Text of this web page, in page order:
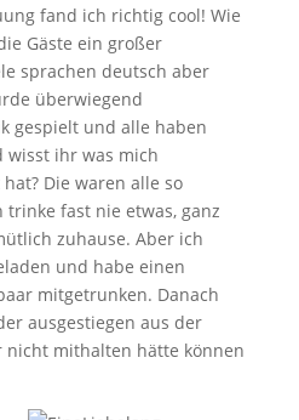
fand ich richtig cool! Wie
Gäste ein großer
sprachen deutsch aber
überwiegend
gespielt und alle haben
wisst ihr was mich
Die waren alle so
fast nie etwas, ganz
zuhause. Aber ich
und habe einen
mitgetrunken. Danach
ausgestiegen aus der
nicht mithalten hätte können